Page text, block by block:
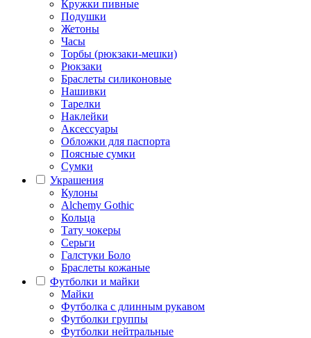
Кружки пивные
Подушки
Жетоны
Часы
Торбы (рюкзаки-мешки)
Рюкзаки
Браслеты силиконовые
Нашивки
Тарелки
Наклейки
Аксессуары
Обложки для паспорта
Поясные сумки
Сумки
Украшения
Кулоны
Alchemy Gothic
Кольца
Тату чокеры
Серьги
Галстуки Боло
Браслеты кожаные
Футболки и майки
Майки
Футболка с длинным рукавом
Футболки группы
Футболки нейтральные